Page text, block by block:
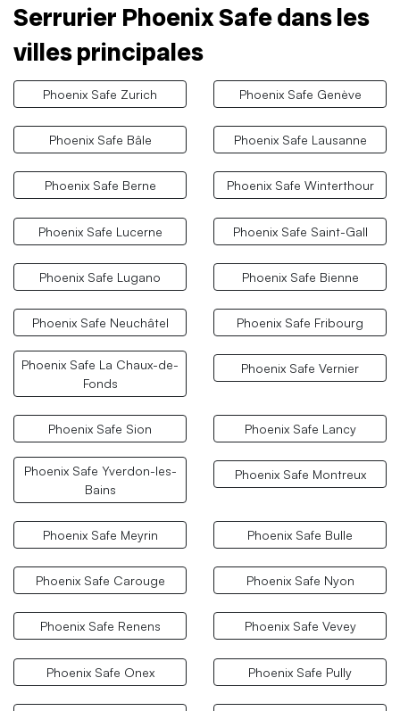
Serrurier Phoenix Safe dans les
villes principales
Phoenix Safe Zurich Phoenix Safe Genève
Phoenix Safe Bâle Phoenix Safe Lausanne
Phoenix Safe Berne Phoenix Safe Winterthour
Phoenix Safe Lucerne Phoenix Safe Saint-Gall
Phoenix Safe Lugano Phoenix Safe Bienne
Phoenix Safe Neuchâtel Phoenix Safe Fribourg
Phoenix Safe La Chaux-de-
Fonds
Phoenix Safe Vernier
Phoenix Safe Sion Phoenix Safe Lancy
Phoenix Safe Yverdon-les-
Bains
Phoenix Safe Montreux
Phoenix Safe Meyrin Phoenix Safe Bulle
Phoenix Safe Carouge Phoenix Safe Nyon
Phoenix Safe Renens Phoenix Safe Vevey
Phoenix Safe Onex Phoenix Safe Pully